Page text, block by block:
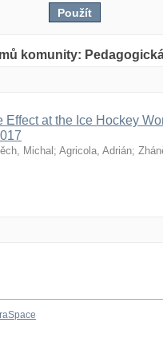
komunity:
Effect at the Ice Hockey
Michal ; Agricola, Adrián;